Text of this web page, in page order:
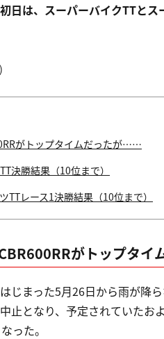
日は、スーパーバイクTTと
がトップタイムだったが……
決勝結果（10位まで）
TTレース1決勝結果（10位まで）
がトップタ
じまった5月26日から雨が降
止となり、予定されていたお
った。